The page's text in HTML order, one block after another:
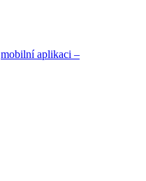
mobilní aplikaci –